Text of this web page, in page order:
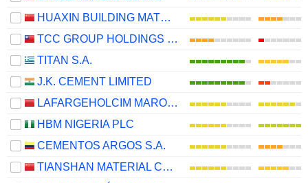
HUAXIN BUILDING MATERIALS GROUP CO., LTD.
TCC GROUP HOLDINGS CO., LTD.
TITAN S.A.
J.K. CEMENT LIMITED
LAFARGEHOLCIM MAROC S.A.
HBM NIGERIA PLC
CEMENTOS ARGOS S.A.
TIANSHAN MATERIAL CO., LTD.